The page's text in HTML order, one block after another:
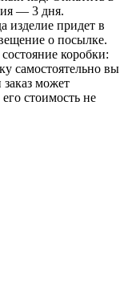
— 3 дня.
изделие придет в
о посылке.
коробки:
самостоятельно вы
может
стоимость не